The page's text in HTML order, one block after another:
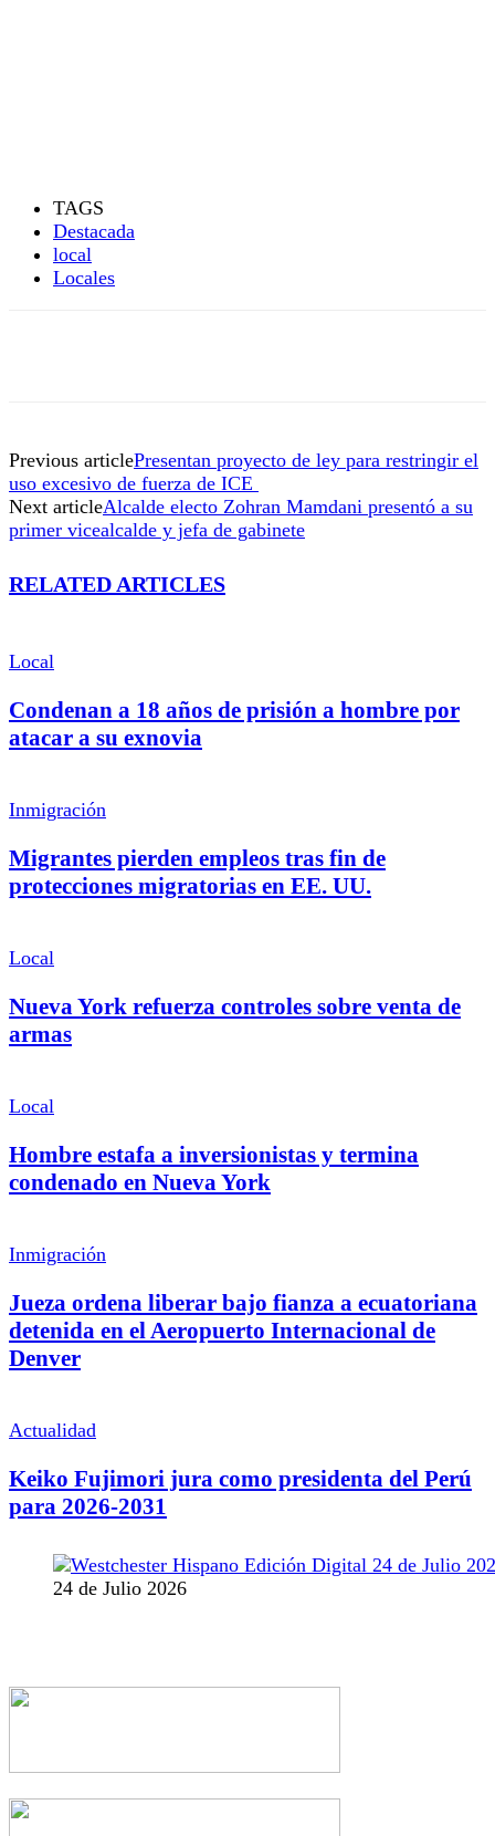
TAGS
Destacada
local
Locales
Previous articlePresentan proyecto de ley para restringir el
uso excesivo de fuerza de ICE
Next articleAlcalde electo Zohran Mamdani presentó a su
primer vicealcalde y jefa de gabinete
RELATED ARTICLES
Local
Condenan a 18 años de prisión a hombre por
atacar a su exnovia
Inmigración
Migrantes pierden empleos tras fin de
protecciones migratorias en EE. UU.
Local
Nueva York refuerza controles sobre venta de
armas
Local
Hombre estafa a inversionistas y termina
condenado en Nueva York
Inmigración
Jueza ordena liberar bajo fianza a ecuatoriana
detenida en el Aeropuerto Internacional de
Denver
Actualidad
Keiko Fujimori jura como presidenta del Perú
para 2026-2031
24 de Julio 2026